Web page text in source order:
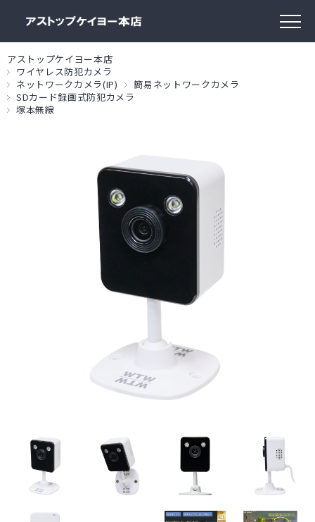
アストップケイヨー本店
ワイヤレス防犯カメラ
ネットワークカメラ(IP)
簡易ネットワークカメラ
SDカード録画式防犯カメラ
塚本無線